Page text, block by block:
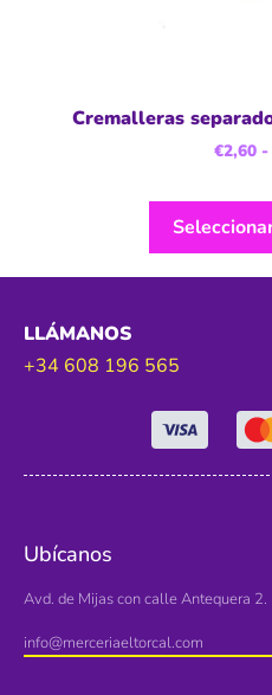
Cremalleras
€2,60 -
LLÁMANOS
+34 608 196 565
Ubícanos
Avd. de Mijas con calle Antequera
info@merceriaeltorcal.com